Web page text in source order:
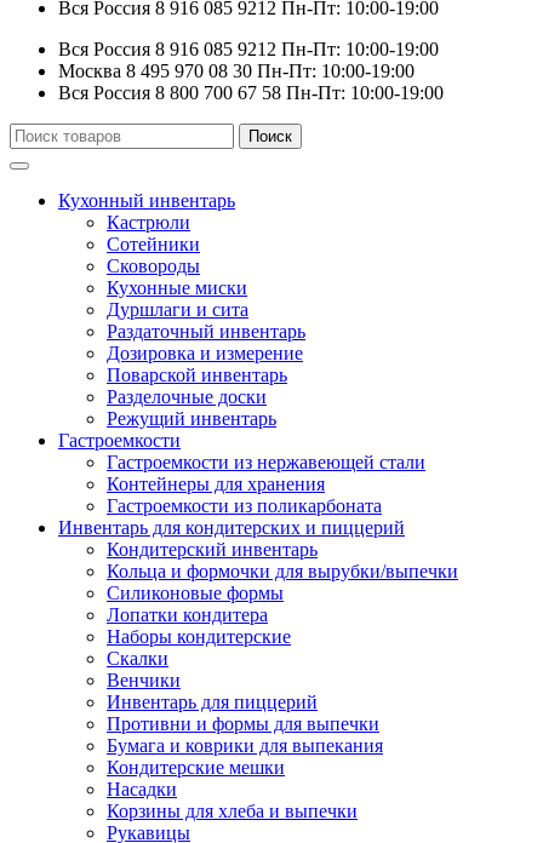
Вся Россия 8 916 085 9212 Пн-Пт: 10:00-19:00
Вся Россия 8 916 085 9212 Пн-Пт: 10:00-19:00
Москва 8 495 970 08 30 Пн-Пт: 10:00-19:00
Вся Россия 8 800 700 67 58 Пн-Пт: 10:00-19:00
Искать:
Поиск
Кухонный инвентарь
Кастрюли
Сотейники
Сковороды
Кухонные миски
Дуршлаги и сита
Раздаточный инвентарь
Дозировка и измерение
Поварской инвентарь
Разделочные доски
Режущий инвентарь
Гастроемкости
Гастроемкости из нержавеющей стали
Контейнеры для хранения
Гастроемкости из поликарбоната
Инвентарь для кондитерских и пиццерий
Кондитерский инвентарь
Кольца и формочки для вырубки/выпечки
Силиконовые формы
Лопатки кондитера
Наборы кондитерские
Скалки
Венчики
Инвентарь для пиццерий
Противни и формы для выпечки
Бумага и коврики для выпекания
Кондитерские мешки
Насадки
Корзины для хлеба и выпечки
Рукавицы